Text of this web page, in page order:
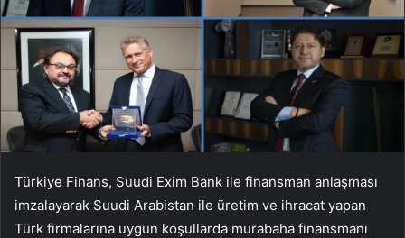
Türkiye Finans, Suudi Exim Bank ile finansman anlaşması
imzalayarak Suudi Arabistan ile üretim ve ihracat yapan
Türk firmalarına uygun koşullarda murabaha finansmanı